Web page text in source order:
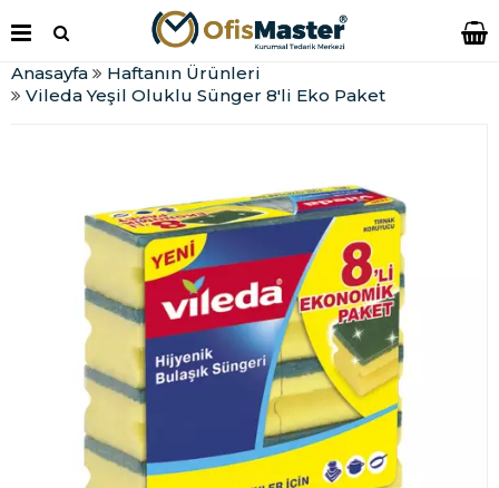
Anasayfa
Haftanın Ürünleri
Vileda Yeşil Oluklu Sünger 8'li Eko Paket